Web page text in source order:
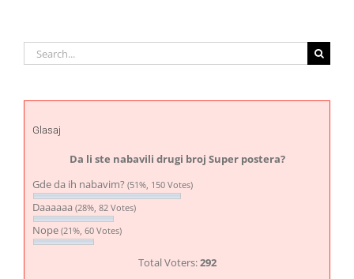
Search
for:
Glasaj
Da li ste nabavili drugi broj Super postera?
Gde da ih nabavim? (51%, 150 Votes)
Daaaaaa (28%, 82 Votes)
Nope (21%, 60 Votes)
Total Voters:292